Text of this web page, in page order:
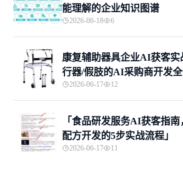
能理解的企业知识图谱
2026-06-18 6
康复辅助器具企业AI获客实
行器/假肢的AI采购商开发
2026-06-17 12
「食品研发服务AI获客指
配方开发的5步实战流程」
2026-06-17 11